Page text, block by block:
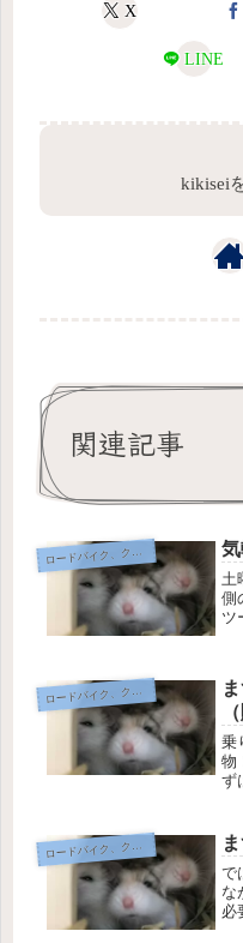
X
LINE
kikisei
関連記事
ロ ードバイク、クロスバイク、自転車
土
側
ツ
会
ロ ードバイク、クロスバイク、自転車
乗
物
ず
チ
ョ
ギ
ロ ードバイク、クロスバイク、自転車
で
な
必